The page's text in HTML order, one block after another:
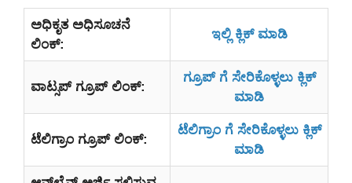
ಅಧಿಕೃತ ಅಧಿಸೂಚನೆ
ಲಿಂಕ್:
ಇಲ್ಲಿ ಕ್ಲಿಕ್ ಮಾಡಿ
ವಾಟ್ಸಪ್ ಗ್ರೂಪ್ ಲಿಂಕ್:
ಗ್ರೂಪ್ ಗೆ ಸೇರಿಕೊಳ್ಳಲು ಕ್ಲಿಕ್
ಮಾಡಿ
ಟೆಲಿಗ್ರಾಂ ಗ್ರೂಪ್ ಲಿಂಕ್:
ಟೆಲಿಗ್ರಾಂ ಗೆ ಸೇರಿಕೊಳ್ಳಲು ಕ್ಲಿಕ್
ಮಾಡಿ